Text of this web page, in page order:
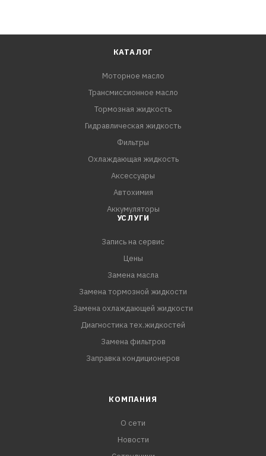
КАТАЛОГ
Моторное масло
Трансмиссионное масло
Тормозная жидкость
Гидравлическая жидкость
Фильтры
Охлаждающая жидкость
Аксессуары
Автохимия
Аккумуляторы
УСЛУГИ
Запись на сервис
Цены
Замена масла
Замена тормозной жидкости
Замена охлаждающей жидкости
Диагностика тех.жидкостей
Замена фильтров
Заправка кондиционеров
КОМПАНИЯ
О сети
Новости